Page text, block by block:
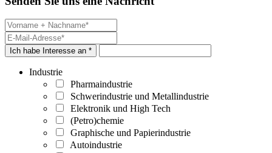
Ich habe Interesse an *
Industrie
Pharmaindustrie
Schwerindustrie und Metallindustrie
Elektronik und High Tech
(Petro)chemie
Graphische und Papierindustrie
Autoindustrie